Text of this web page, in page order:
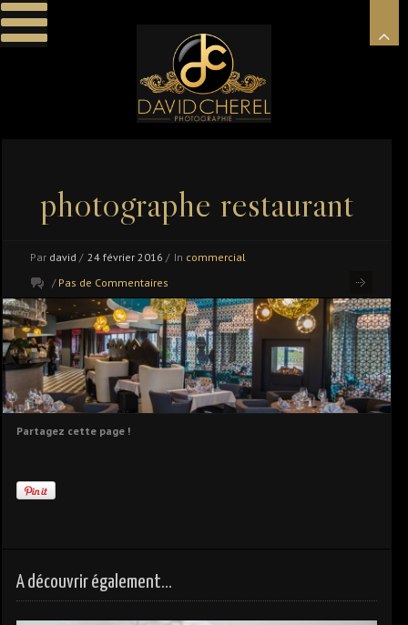
photographe restaurant
Par david / 24 février 2016 / In commercial
/ Pas de Commentaires
Partagez cette page !
A découvrir également...